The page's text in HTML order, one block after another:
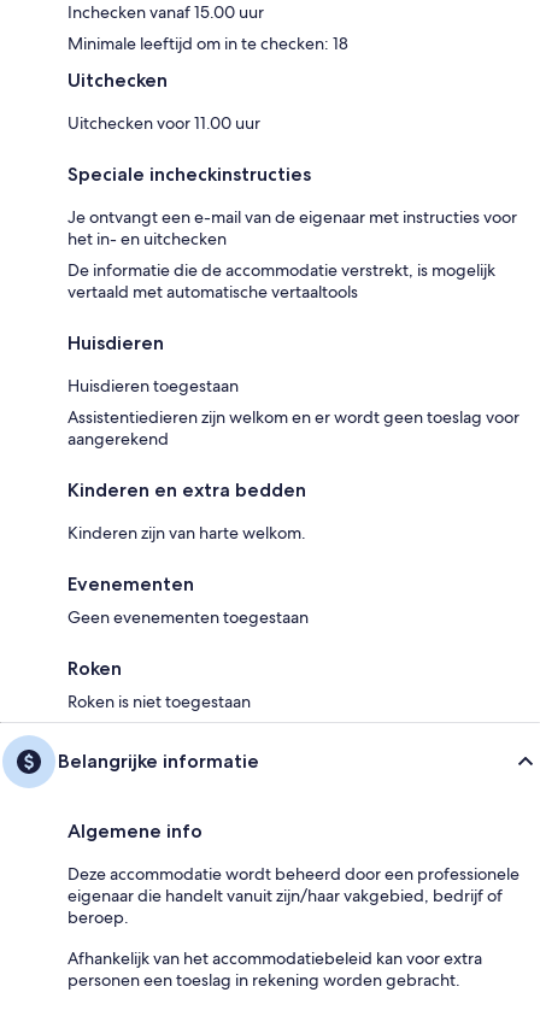
Inchecken vanaf 15.00 uur
Minimale leeftijd om in te checken: 18
Uitchecken
Uitchecken voor 11.00 uur
Speciale incheckinstructies
Je ontvangt een e-mail van de eigenaar met instructies voor
het in- en uitchecken
De informatie die de accommodatie verstrekt, is mogelijk
vertaald met automatische vertaaltools
Huisdieren
Huisdieren toegestaan
Assistentiedieren zijn welkom en er wordt geen toeslag voor
aangerekend
Kinderen en extra bedden
Kinderen zijn van harte welkom.
Evenementen
Geen evenementen toegestaan
Roken
Roken is niet toegestaan
Belangrijke informatie
Algemene info
Deze accommodatie wordt beheerd door een professionele
eigenaar die handelt vanuit zijn/haar vakgebied, bedrijf of
beroep.
Afhankelijk van het accommodatiebeleid kan voor extra
personen een toeslag in rekening worden gebracht.